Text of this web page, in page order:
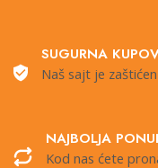
SUGURNA
Naš sajt je
NAJBOLJA
Kod nas ćete